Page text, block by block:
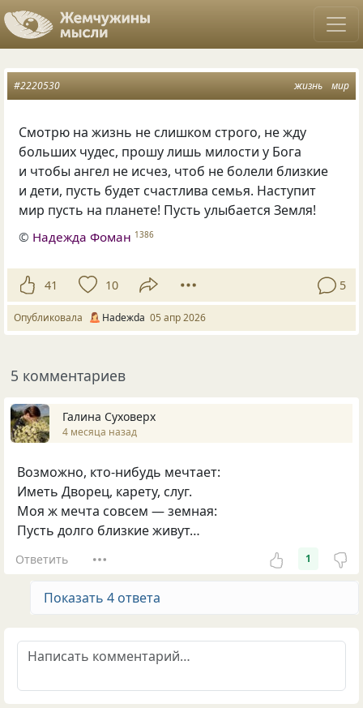
жизнь мир
#2220530
Смотрю на жизнь не слишком строго, не жду
больших чудес, прошу лишь милости у Бога
и чтобы ангел не исчез, чтоб не болели близкие
и дети, пусть будет счастлива семья. Наступит
мир пусть на планете! Пусть улыбается Земля!
© Надежда Фоман 1386
41 10 5
Опубликовала Нadeжda 05 апр 2026
5 комментариев
Галина Суховерх
4 месяца назад
Возможно, кто-нибудь мечтает:
Иметь Дворец, карету, слуг.
Моя ж мечта совсем — земная:
Пусть долго близкие живут…
Ответить 1
Показать 4 ответа